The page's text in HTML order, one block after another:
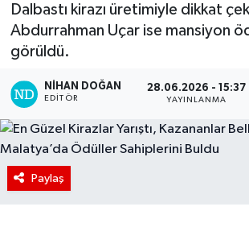
Dalbastı kirazı üretimiyle dikkat
Abdurrahman Uçar ise mansiyon
görüldü.
NIHAN DOĞAN
EDITÖR
28.06.2026 - 15:37
YAYINLANMA
Paylaş